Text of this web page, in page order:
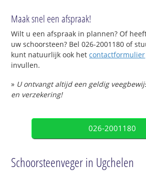
Maak snel een afspraak!
Wilt u een afspraak in plannen? Of
uw schoorsteen? Bel 026-2001180 of
kunt natuurlijk ook hetcontactformulier
invullen.
» U ontvangt altijd een geldig
en verzekering!
026-2001180
Schoorsteenveger in Ugchelen